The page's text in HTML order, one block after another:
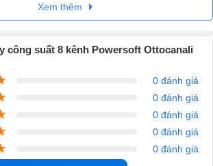
thống âm thanh phân tán.
Linh Hoạt – Flexible Multi-Zone Support
DSP+D
hỗ trợ nhiều cấu hình loa khác
Impedance)
– Phù hợp cho các hệ thống
trường.
Bridgeable Channel Pairs)
– Gia tăng
thiết.
Xem thêm
công suất 8 kênh Powersoft Ottocanali
0 đánh giá
0 đánh giá
0 đánh giá
0 đánh giá
0 đánh giá